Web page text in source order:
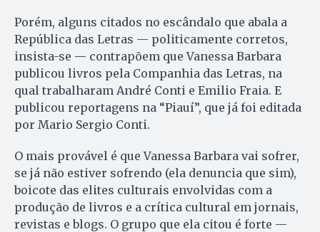
Porém, alguns citados no escândalo que abala a
República das Letras — politicamente corretos,
insista-se — contrapõem que Vanessa Barbara
publicou livros pela Companhia das Letras, na
qual trabalharam André Conti e Emilio Fraia. E
publicou reportagens na “Piauí”, que já foi editada
por Mario Sergio Conti.
O mais provável é que Vanessa Barbara vai sofrer,
se já não estiver sofrendo (ela denuncia que sim),
boicote das elites culturais envolvidas com a
produção de livros e a crítica cultural em jornais,
revistas e blogs. O grupo que ela citou é forte —